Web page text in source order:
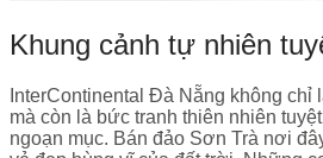
Khung cảnh tự nhiên
InterContinental Đà Nẵng không chỉ
mà còn là bức tranh thiên nhiên
ngoạn mục. Bán đảo Sơn Trà nơi